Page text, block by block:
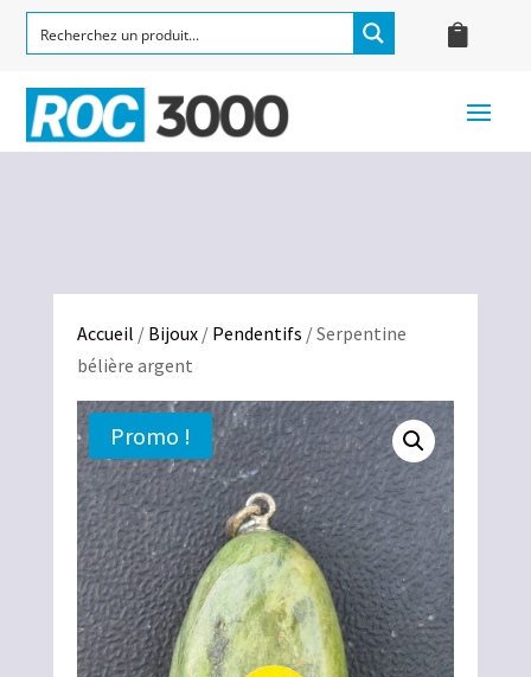
Accueil / Bijoux/ Pendentifs / Serpentine
bélière argent
Promo !